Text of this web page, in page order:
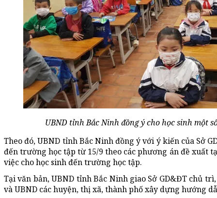
UBND tỉnh Bắc Ninh đồng ý cho học sinh một
Theo đó, UBND tỉnh Bắc Ninh đồng ý với ý kiến của Sở
đến trường học tập từ 15/9 theo các phương án đề xuất
việc cho học sinh đến trường học tập.
Tại văn bản, UBND tỉnh Bắc Ninh giao Sở GD&ĐT chủ
và UBND các huyện, thị xã, thành phố xây dựng hướng